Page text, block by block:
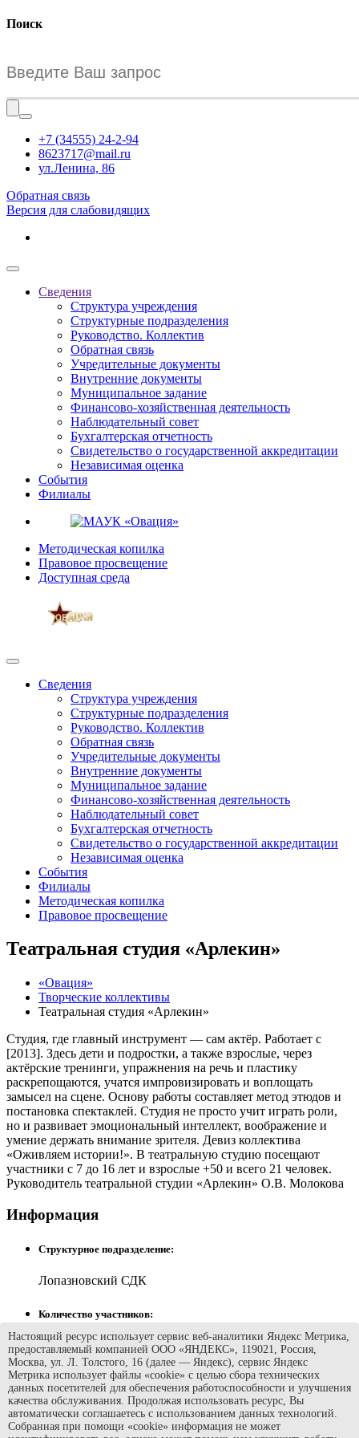
Поиск
+7 (34555) 24-2-94
8623717@mail.ru
ул.Ленина, 86
Обратная связь
Версия для слабовидящих
Сведения
Структура учреждения
Структурные подразделения
Руководство. Коллектив
Обратная связь
Учредительные документы
Внутренние документы
Муниципальное задание
Финансово-хозяйственная деятельность
Наблюдательный совет
Бухгалтерская отчетность
Свидетельство о государственной аккредитации
Независимая оценка
События
Филиалы
Методическая копилка
Правовое просвещение
Доступная среда
Сведения
Структура учреждения
Структурные подразделения
Руководство. Коллектив
Обратная связь
Учредительные документы
Внутренние документы
Муниципальное задание
Финансово-хозяйственная деятельность
Наблюдательный совет
Бухгалтерская отчетность
Свидетельство о государственной аккредитации
Независимая оценка
События
Филиалы
Методическая копилка
Правовое просвещение
Театральная студия «Арлекин»
«Овация»
Творческие коллективы
Театральная студия «Арлекин»
Студия, где главный инструмент — сам актёр. Работает с
[2013]. Здесь дети и подростки, а также взрослые, через
актёрские тренинги, упражнения на речь и пластику
раскрепощаются, учатся импровизировать и воплощать
замысел на сцене. Основу работы составляет метод этюдов и
постановка спектаклей. Студия не просто учит играть роли,
но и развивает эмоциональный интеллект, воображение и
умение держать внимание зрителя. Девиз коллектива
«Оживляем истории!». В театральную студию посещают
участники с 7 до 16 лет и взрослые +50 и всего 21 человек.
Руководитель театральной студии «Арлекин» О.В. Молокова
Информация
Структурное подразделение:
Лопазновский СДК
Количество участников:
21
Категория участников:
Дети и Взрослые
Настоящий ресурс использует сервис веб-аналитики Яндекс Метрика,
предоставляемый компанией ООО «ЯНДЕКС», 119021, Россия,
Москва, ул. Л. Толстого, 16 (далее — Яндекс), сервис Яндекс
Метрика использует файлы «cookie» с целью сбора технических
данных посетителей для обеспечения работоспособности и улучшения
качества обслуживания. Продолжая использовать ресурс, Вы
автоматически соглашаетесь с использованием данных технологий.
Собранная при помощи «cookie» информация не может